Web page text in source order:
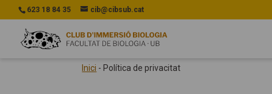
623 18 84 35 cib@cibsub.cat
Inici - Política de privacitat